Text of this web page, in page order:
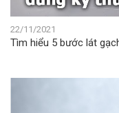
22/11/2021
Tìm hiểu 5 bước lát